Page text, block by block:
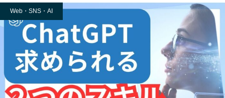
Web・SNS・AI
サービス
講座・イベント
ブログ
お客様・受講者様の声